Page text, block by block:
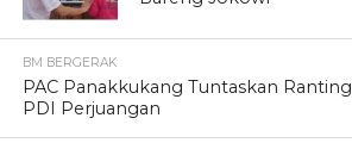
BM BERGERAK
PAC Panakkukang Tuntaskan Ranting
PDI Perjuangan